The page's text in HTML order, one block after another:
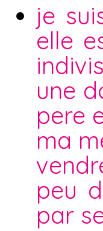
je
elle
une
pere
ma
peu
par